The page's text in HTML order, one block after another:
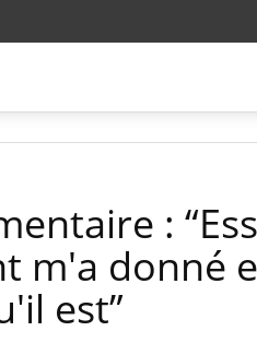
:
m'a donné
est”